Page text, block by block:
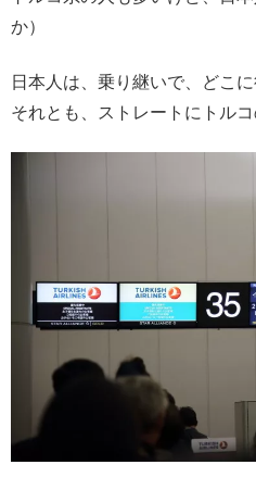
か）
日本人は、乗り継いで、どこ
それとも、ストレートにトルコ